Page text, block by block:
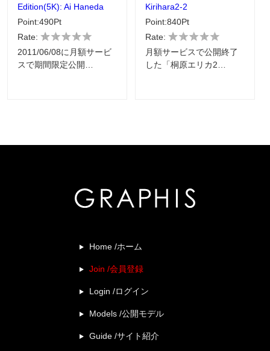
Edition(5K): Ai Haneda
Point:490Pt
Rate:
2011/06/08に月額サービ
スで期間限定公開…
Kirihara2-2
Point:840Pt
Rate:
月額サービスで公開終了
した「桐原エリカ2…
Home /ホーム
Join /会員登録
Login /ログイン
Models /公開モデル
Guide /サイト紹介